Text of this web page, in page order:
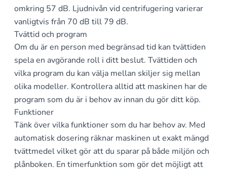
omkring 57 dB. Ljudnivån vid centrifugering varierar
vanligtvis från 70 dB till 79 dB.
Tvättid och program
Om du är en person med begränsad tid kan tvättiden
spela en avgörande roll i ditt beslut. Tvättiden och
vilka program du kan välja mellan skiljer sig mellan
olika modeller. Kontrollera alltid att maskinen har de
program som du är i behov av innan du gör ditt köp.
Funktioner
Tänk över vilka funktioner som du har behov av. Med
automatisk dosering räknar maskinen ut exakt mängd
tvättmedel vilket gör att du sparar på både miljön och
plånboken. En timerfunktion som gör det möjligt att